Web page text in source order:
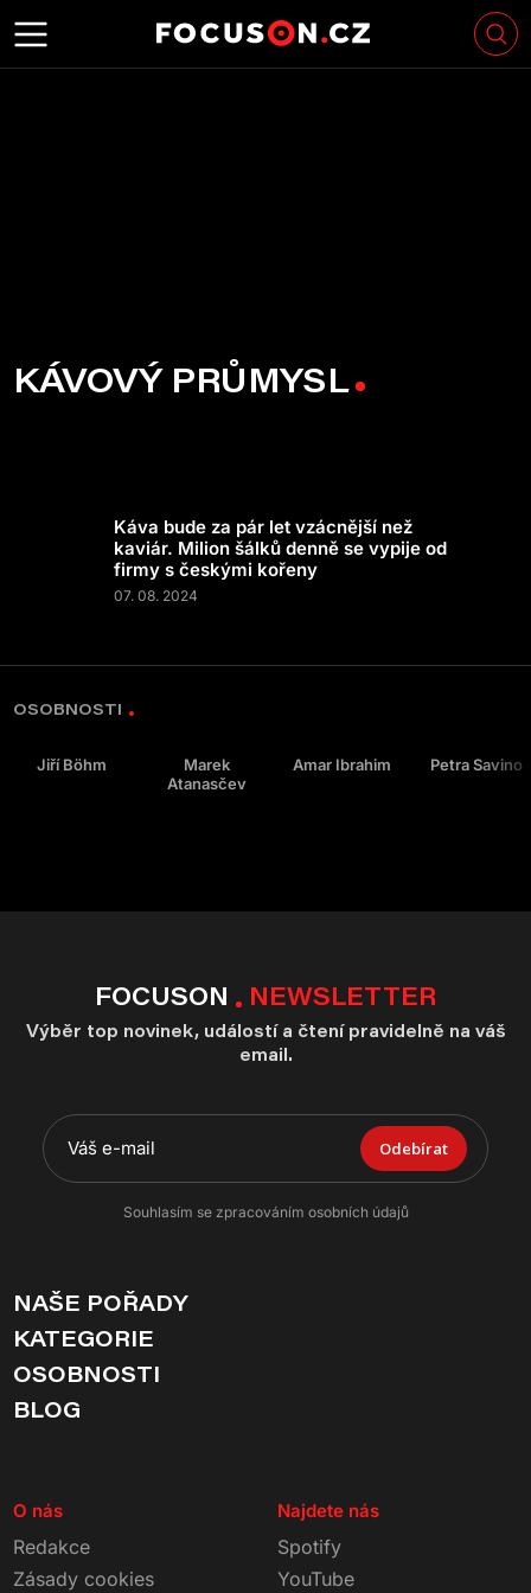
KÁVOVÝ PRŮMYSL
Káva bude za pár let vzácnější než
kaviár. Milion šálků denně se vypije od
firmy s českými kořeny
07. 08. 2024
OSOBNOSTI
Jiří Böhm
Marek
Atanasčev
Amar Ibrahim Petra Savino
FOCUSON NEWSLETTER
Výběr top novinek, událostí a čtení pravidelně na váš
email.
Odebírat
Souhlasím se zpracováním osobních údajů
NAŠE POŘADY
KATEGORIE
OSOBNOSTI
BLOG
O nás
Redakce
Zásady cookies
Najdete nás
Spotify
YouTube